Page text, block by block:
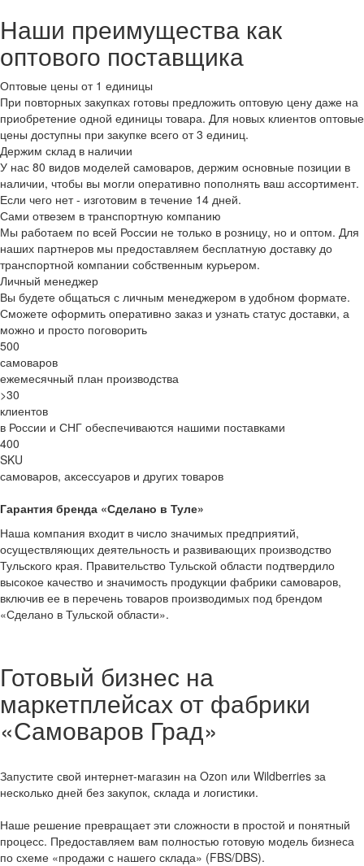
Наши преимущества как
оптового поставщика
Оптовые цены от 1 единицы
При повторных закупках готовы предложить оптовую цену даже на
приобретение одной единицы товара. Для новых клиентов оптовые
цены доступны при закупке всего от 3 единиц.
Держим склад в наличии
У нас 80 видов моделей самоваров, держим основные позиции в
наличии, чтобы вы могли оперативно пополнять ваш ассортимент.
Если чего нет - изготовим в течение 14 дней.
Сами отвезем в транспортную компанию
Мы работаем по всей России не только в розницу, но и оптом. Для
наших партнеров мы предоставляем бесплатную доставку до
транспортной компании собственным курьером.
Личный менеджер
Вы будете общаться с личным менеджером в удобном формате.
Сможете оформить оперативно заказ и узнать статус доставки, а
можно и просто поговорить
500
самоваров
ежемесячный план производства
>30
клиентов
в России и СНГ обеспечиваются нашими поставками
400
SKU
самоваров, аксессуаров и других товаров
Гарантия бренда «Сделано в Туле»
Наша компания входит в число значимых предприятий,
осуществляющих деятельность и развивающих производство
Тульского края. Правительство Тульской области подтвердило
высокое качество и значимость продукции фабрики самоваров,
включив ее в перечень товаров производимых под брендом
«Сделано в Тульской области».
Готовый бизнес на
маркетплейсах от фабрики
«Самоваров Град»
Запустите свой интернет-магазин на Ozon или Wildberries за
несколько дней без закупок, склада и логистики.
Наше решение превращает эти сложности в простой и понятный
процесс. Предоставляем вам полностью готовую модель бизнеса
по схеме «продажи с нашего склада» (FBS/DBS).